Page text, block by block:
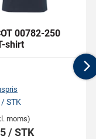
00782-250
shirt
STK
moms)
/ STK